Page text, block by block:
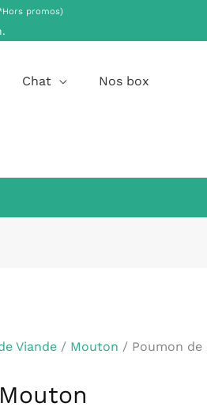
promos)
Chat Nos box
Viande / Mouton / Poumon de